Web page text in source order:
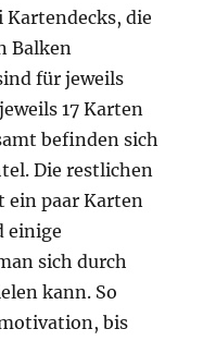
Kartendecks, die
Balken
für jeweils
17 Karten
befinden sich
Die restlichen
ein paar Karten
einige
sich durch
kann. So
bis